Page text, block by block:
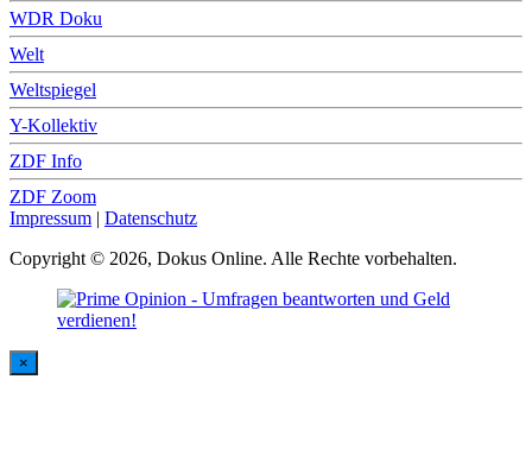
WDR Doku
Welt
Weltspiegel
Y-Kollektiv
ZDF Info
ZDF Zoom
Impressum | Datenschutz
Copyright © 2026, Dokus Online. Alle Rechte vorbehalten.
×